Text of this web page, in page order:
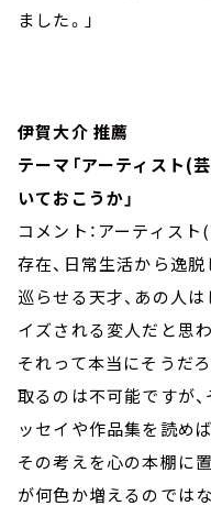
ました。」
伊賀大介 推薦
テーマ「アーティスト(
いておこうか」
コメント：アーティス
存在、日常生活から逸
巡らせる天才、あの人
イズされる変人だと思
それって本当にそうだ
取るのは不可能ですが
ッセイや作品集を読め
その考えを心の本棚に
が何色か増えるのではな